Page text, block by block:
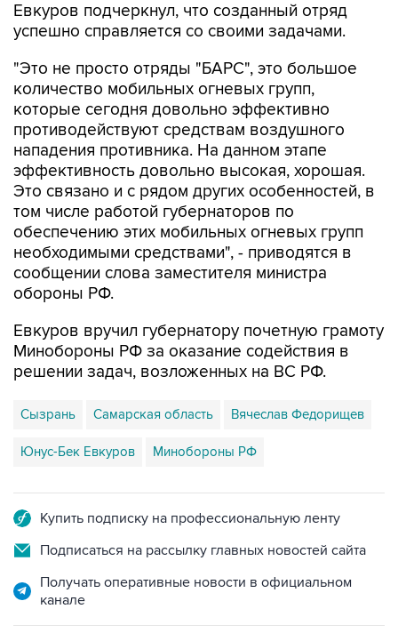
Евкуров подчеркнул, что созданный отряд
успешно справляется со своими задачами.
"Это не просто отряды "БАРС", это большое
количество мобильных огневых групп,
которые сегодня довольно эффективно
противодействуют средствам воздушного
нападения противника. На данном этапе
эффективность довольно высокая, хорошая.
Это связано и с рядом других особенностей, в
том числе работой губернаторов по
обеспечению этих мобильных огневых групп
необходимыми средствами", - приводятся в
сообщении слова заместителя министра
обороны РФ.
Евкуров вручил губернатору почетную грамоту
Минобороны РФ за оказание содействия в
решении задач, возложенных на ВС РФ.
Сызрань Самарская область Вячеслав Федорищев
Юнус-Бек Евкуров Минобороны РФ
Купить подписку на профессиональную ленту
Подписаться на рассылку главных новостей сайта
Получать оперативные новости в официальном
канале